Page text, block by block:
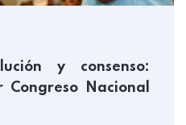
y consenso:
Nacional